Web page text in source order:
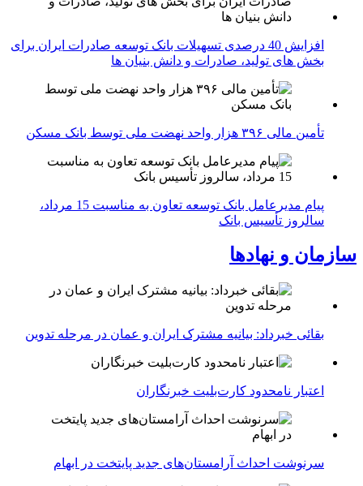
افزایش 40 درصدی تسهیلات بانک توسعه صادرات ایران برای
بخش های تولید، صادرات و دانش بنیان ها
تأمین مالی ۳۹۶ هزار واحد نهضت ملی توسط بانک مسکن
پیام مدیرعامل بانک توسعه تعاون به مناسبت 15 مرداد،
سالروز تأسیس بانک
سازمان و نهادها
بقائی خبرداد: بیانیه مشترک ایران و عمان در مرحله تدوین
اعتبار نامحدود کارت‌بلیت خبرنگاران
سرنوشت احداث آرامستان‌های جدید پایتخت در ابهام